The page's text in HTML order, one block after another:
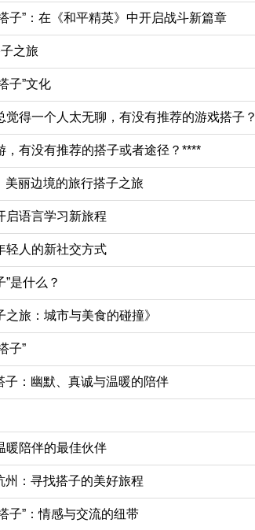
子”：在《和平精英》中开启战斗新篇章
之旅
子”文化
觉得一个人太无聊，有没有推荐的游戏搭子？
，有没有推荐的搭子或者途径？****
美丽边境的旅行搭子之旅
语言学习新旅程
轻人的新社交方式
是什么？
之旅：城市与美食的碰撞》
子”
子：幽默、真诚与温暖的陪伴
暖陪伴的最佳伙伴
州：寻找搭子的美好旅程
子”：情感与交流的纽带